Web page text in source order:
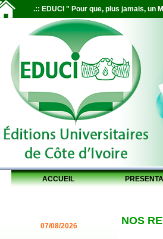
.:: EDUCI " Pour que, plus jamais, un
ACCUEIL
07/08/2026 NOS